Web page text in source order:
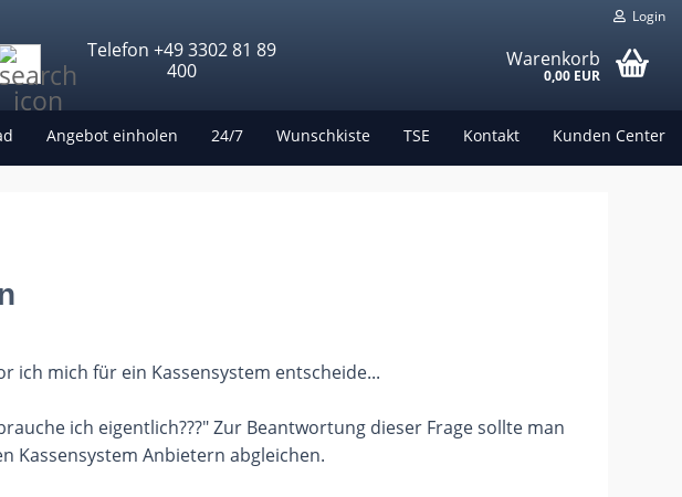
Login
Suche...Telefon +49 3302 81 89
400
Warenkorb
0,00 EUR
Angebot einholen 24/7 Wunschkiste TSE Kontakt Kunden Center
ich mich für ein Kassensystem entscheide...
ich eigentlich???" Zur Beantwortung dieser Frage sollte man
Kassensystem Anbietern abgleichen.